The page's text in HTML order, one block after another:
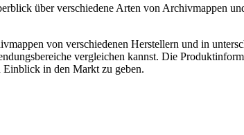
über verschiedene Arten von Archivmappen
von verschiedenen Herstellern und in
vergleichen kannst. Die
Einblick in den Markt zu geben.